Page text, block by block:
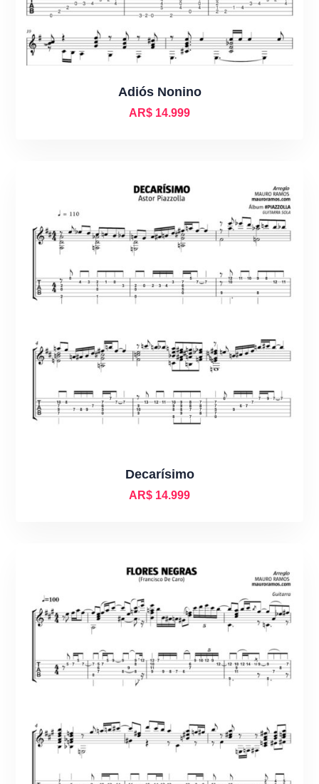
Adiós Nonino
AR$ 14.999
Decarísimo
AR$ 14.999